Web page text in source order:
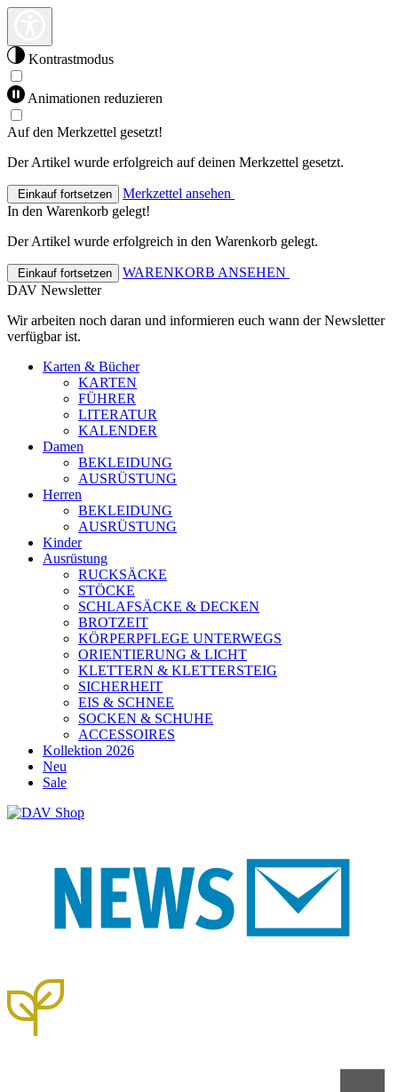
Kontrastmodus
Animationen reduzieren
Auf den Merkzettel gesetzt!
Der Artikel wurde erfolgreich auf deinen Merkzettel gesetzt.
Einkauf fortsetzen
Merkzettel ansehen
In den Warenkorb gelegt!
Der Artikel wurde erfolgreich in den Warenkorb gelegt.
Einkauf fortsetzen
WARENKORB ANSEHEN
DAV Newsletter
Wir arbeiten noch daran und informieren euch wann der Newsletter
verfügbar ist.
Karten & Bücher
KARTEN
FÜHRER
LITERATUR
KALENDER
Damen
BEKLEIDUNG
AUSRÜSTUNG
Herren
BEKLEIDUNG
AUSRÜSTUNG
Kinder
Ausrüstung
RUCKSÄCKE
STÖCKE
SCHLAFSÄCKE & DECKEN
BROTZEIT
KÖRPERPFLEGE UNTERWEGS
ORIENTIERUNG & LICHT
KLETTERN & KLETTERSTEIG
SICHERHEIT
EIS & SCHNEE
SOCKEN & SCHUHE
ACCESSOIRES
Kollektion 2026
Neu
Sale